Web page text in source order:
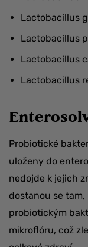
Lactobacillus
Lactobacillus
Lactobacillus
Lactobacillus
Probiotické
uloženy do
nedojde k jejich
dostanou se
probiotickým
mikroflóru, což